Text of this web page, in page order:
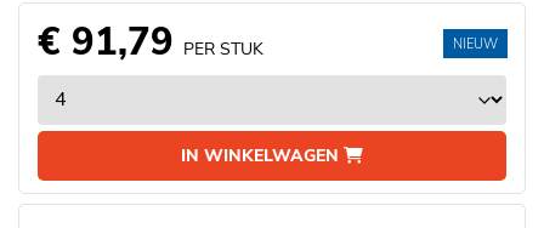
€ 91,79 PER STUK
IN WINKELWAGEN
NIEUW